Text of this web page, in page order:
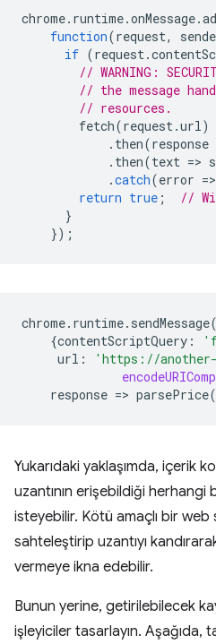
chrome. runtime.onMessage.
function(request,
if (request.
// WARNING:
// the message
// resources.
fetch(request.url)
. then(response
. then(text =>
.catch(error =>
return true ;
//
}
});
chrome. runtime. sendMessage(
{contentScriptQuery :
url :
'https://
response => parsePrice(
Yukarıdaki yaklaşımda, içerik
uzantının erişebildiği herhangi
isteyebilir. Kötü amaçlı bir web
sahteleştirip uzantıyı
vermeye ikna edebilir.
Bunun yerine, getirilebilecek
işleyiciler tasarlayın. Aşağıda,